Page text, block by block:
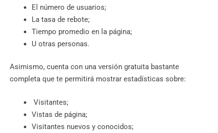
El número de usuarios;
La tasa de rebote;
Tiempo promedio en la página;
U otras personas.
Asimismo, cuenta con una versión gratuita bastante
completa que te permitirá mostrar estadísticas sobre:
Visitantes;
Vistas de página;
Visitantes nuevos y conocidos;